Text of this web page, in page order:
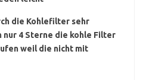
die Kohlefilter sehr
4 Sterne die kohle Filter
weil die nicht mit